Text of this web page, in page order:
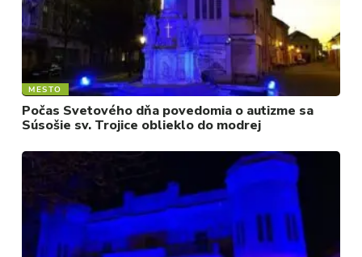
VIDEO
MIX
MESTO
Počas Svetového dňa povedomia o autizme sa
Súsošie sv. Trojice oblieklo do modrej